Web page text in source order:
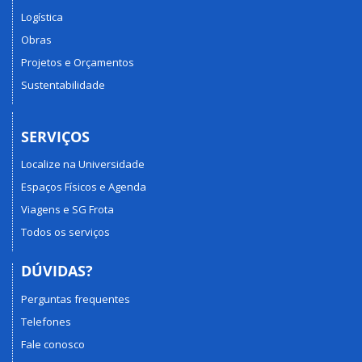
Logística
Obras
Projetos e Orçamentos
Sustentabilidade
SERVIÇOS
Localize na Universidade
Espaços Físicos e Agenda
Viagens e SG Frota
Todos os serviços
DÚVIDAS?
Perguntas frequentes
Telefones
Fale conosco